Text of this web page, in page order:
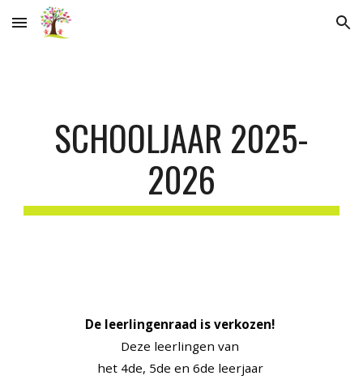
Skip to main content Skip to navigation
SCHOOLJAAR 2025-
2026
De leerlingenraad is verkozen!
Deze leerlingen van
het 4de, 5de en 6de leerjaar